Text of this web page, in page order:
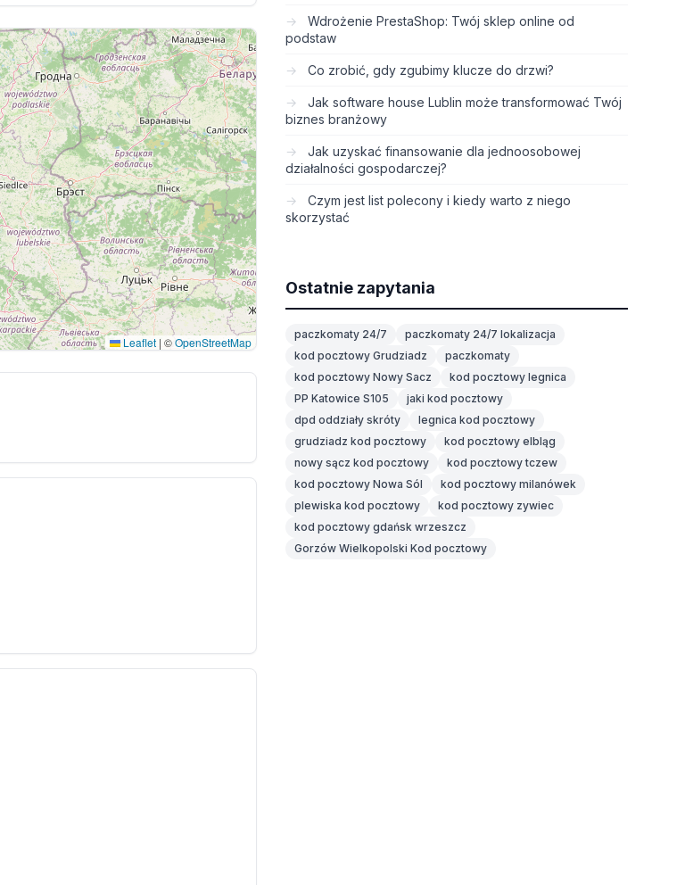
Leaflet | ©OpenStreetMap
Wdrożenie PrestaShop: Twój sklep online od
podstaw
Co zrobić, gdy zgubimy klucze do drzwi?
Jak software house Lublin może transformować Twój
biznes branżowy
Jak uzyskać finansowanie dla jednoosobowej
działalności gospodarczej?
Czym jest list polecony i kiedy warto z niego
skorzystać
Ostatnie zapytania
paczkomaty 24/7
paczkomaty 24/7 lokalizacja
kod pocztowy Grudziadz
paczkomaty
kod pocztowy Nowy Sacz
kod pocztowy legnica
PP Katowice S105
jaki kod pocztowy
dpd oddziały skróty
legnica kod pocztowy
grudziadz kod pocztowy
kod pocztowy elbląg
nowy sącz kod pocztowy
kod pocztowy tczew
kod pocztowy Nowa Sól
kod pocztowy milanówek
plewiska kod pocztowy
kod pocztowy zywiec
kod pocztowy gdańsk wrzeszcz
Gorzów Wielkopolski Kod pocztowy